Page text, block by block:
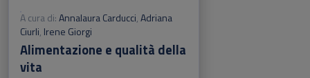
A cura di:Annalaura Carducci,Adriana
Ciurli, Irene Giorgi
Alimentazione e qualità della
vita